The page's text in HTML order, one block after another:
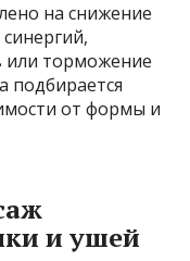
на снижение
или торможение
подбирается
от формы и
и ушей